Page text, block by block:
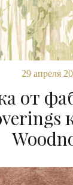
29 апреля
от